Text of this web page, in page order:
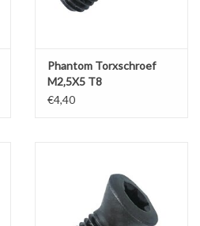
Phantom Torxschroef
M2‚5X5 T8
€4,40